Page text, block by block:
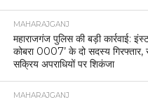
MAHARAJGANJ
महाराजगंज पुलिस की बड़ी कार्रवाई:
कोबरा 0007’ के दो सदस्य गिरफ्तार,
सक्रिय अपराधियों पर शिकंजा
MAHARAJGANJ